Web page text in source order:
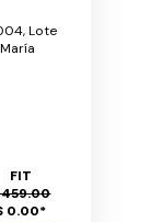
Lote
FIT
459.00
0.00*